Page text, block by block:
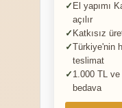
El yapımı
açılır
Katkısız
Türkiye'nin
teslimat
1.000 TL
bedava